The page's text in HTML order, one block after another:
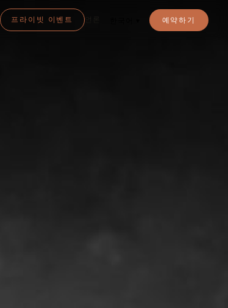
프라이빗 이벤트 언론 예약하기